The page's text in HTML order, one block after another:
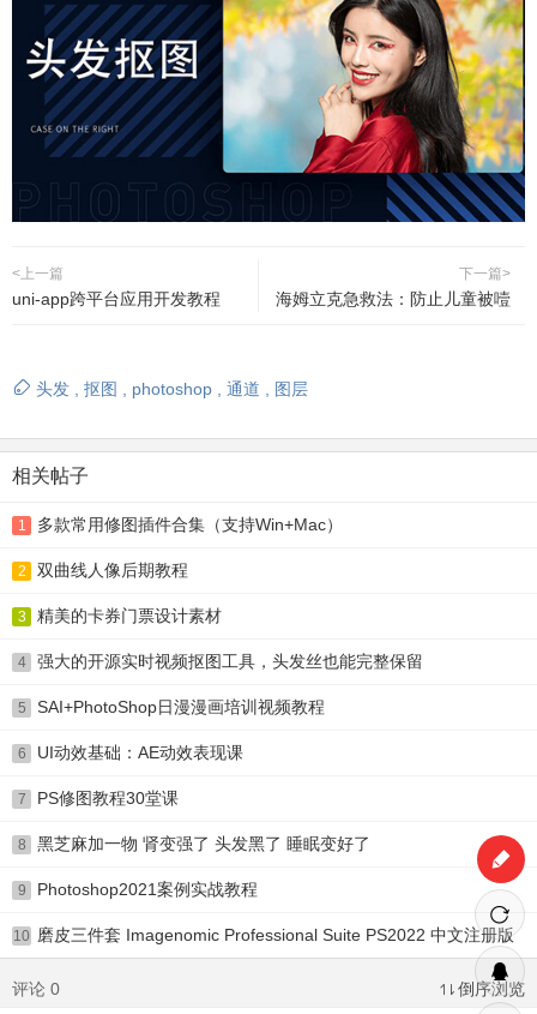
<上一篇
uni-app跨平台应用开发教程
下一篇>
海姆立克急救法：防止儿童被噎
头发 抠图 photoshop 通道 图层
相关帖子
1 多款常用修图插件合集（支持Win+Mac）
2 双曲线人像后期教程
3 精美的卡券门票设计素材
4 强大的开源实时视频抠图工具，头发丝也能完整保留
5 SAI+PhotoShop日漫漫画培训视频教程
6 UI动效基础：AE动效表现课
7 PS修图教程30堂课
8 黑芝麻加一物 肾变强了 头发黑了 睡眠变好了
9 Photoshop2021案例实战教程
10 磨皮三件套 Imagenomic Professional Suite PS2022 中文注册版
评论 0 倒序浏览